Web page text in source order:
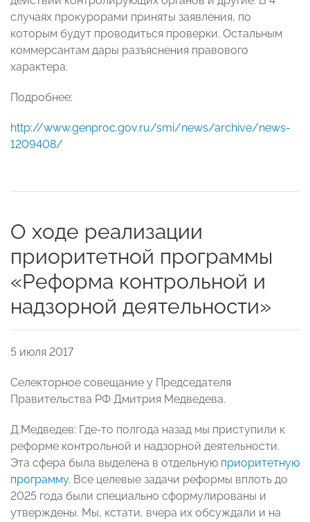
случаях прокурорами приняты заявления, по
которым будут проводиться проверки. Остальным
коммерсантам дары разъяснения правового
характера.
Подробнее:
http://www.genproc.gov.ru/smi/news/archive/news-
1209408/
О ходе реализации
приоритетной программы
«Реформа контрольной и
надзорной деятельности»
5 июля 2017
Селекторное совещание у Председателя
Правительства РФ Дмитрия Медведева.
Д.Медведев: Где-то полгода назад мы приступили к
реформе контрольной и надзорной деятельности.
Эта сфера была выделена в отдельную приоритетную
программу. Все целевые задачи реформы вплоть до
2025 года были специально сформулированы и
утверждены. Мы, кстати, вчера их обсуждали и на